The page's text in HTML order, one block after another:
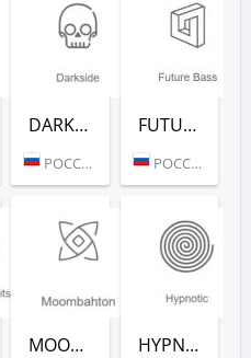
DARKSIDE (РАДИО РЕКОРД)
РОССИЯ (МОСКВА)
FUTURE BASS (РАДИО РЕКОРД)
РОССИЯ (МОСКВА)
MOOMBAHTON (РАДИО РЕКОРД) HYPNOTIC (РАДИО РЕКОРД)